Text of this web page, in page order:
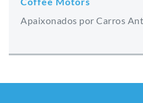
Apaixonados por Carros